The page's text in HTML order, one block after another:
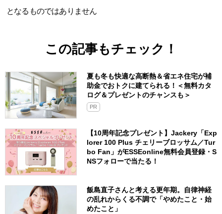
となるものではありません
この記事もチェック！
夏も冬も快適な高断熱＆省エネ住宅が補
助金でおトクに建てられる！＜無料カタ
ログ＆プレゼントのチャンスも＞
PR
【10周年記念プレゼント】Jackery「Exp
lorer 100 Plus チェリーブロッサム／Tur
bo Fan」がESSEonline無料会員登録・S
NSフォローで当たる！
飯島直子さんと考える更年期。自律神経
の乱れからくる不調で「やめたこと・始
めたこと」